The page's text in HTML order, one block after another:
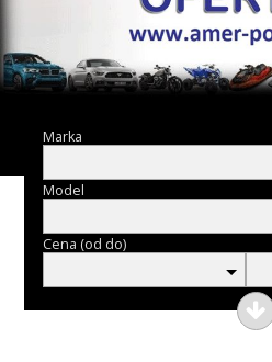
Marka
Model
Cena (od do)